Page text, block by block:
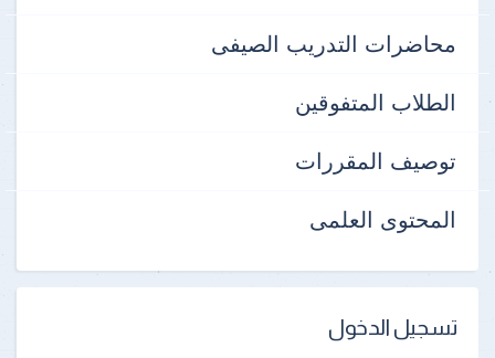
محاضرات التدريب الصيفى
الطلاب المتفوقين
توصيف المقررات
المحتوى العلمى
تسجيل الدخول